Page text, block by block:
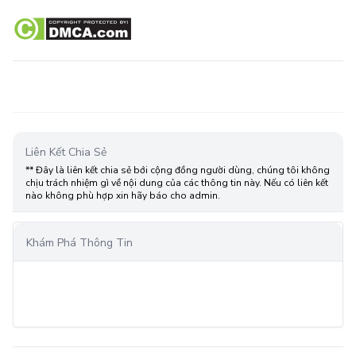
Liên Kết Chia Sẻ
** Đây là liên kết chia sẻ bới cộng đồng người dùng, chúng tôi không
chịu trách nhiệm gì về nội dung của các thông tin này. Nếu có liên kết
nào không phù hợp xin hãy báo cho admin.
Khám Phá Thông Tin